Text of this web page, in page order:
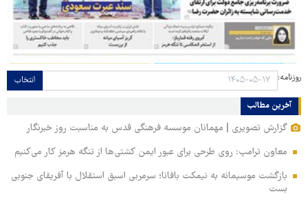
روزنامه: انتخاب
آخرین مطالب
گزارش تصویری | مهمانان موسسه فرهنگی قدس به مناسبت روز خبرنگار
معاون ترامپ: روی طرحی برای عبور ایمن کشتی‌ها از تنگه هرمز کار می‌کنیم
بازگشت موسیمانه به نیمکت بافانا؛ سرمربی اسبق استقلال با آفریقای جنوبی
بست